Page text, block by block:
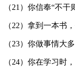
（21）你信奉“不干
（22）拿到一本书
（23）你做事情大
（24）你在学习时